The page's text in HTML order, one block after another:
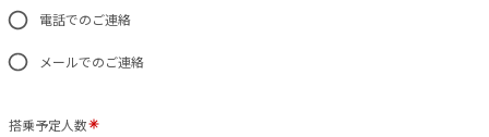
電話でのご連絡
メールでのご連絡
搭乗予定人数